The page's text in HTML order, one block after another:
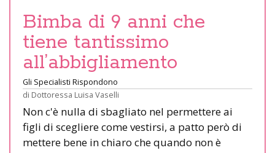
Bimba di 9 anni che
tiene tantissimo
all’abbigliamento
Gli Specialisti Rispondono
di Dottoressa Luisa Vaselli
Non c'è nulla di sbagliato nel permettere ai
figli di scegliere come vestirsi, a patto però di
mettere bene in chiaro che quando non è